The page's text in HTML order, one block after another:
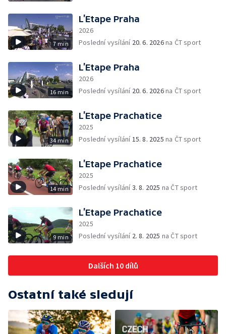
7 min
L’Etape Praha
2026
Poslední vysílání 20. 6. 2026na ČT sport
16 min
L’Etape Praha
2026
Poslední vysílání 20. 6. 2026na ČT sport
34 min
L’Etape Prachatice
2025
Poslední vysílání15. 8. 2025 na ČT sport
14 min
L’Etape Prachatice
2025
Poslední vysílání3. 8. 2025 na ČT sport
9 min
L’Etape Prachatice
2025
Poslední vysílání 2. 8. 2025 na ČT sport
Dalších 10 dílů
Ostatní také sledují